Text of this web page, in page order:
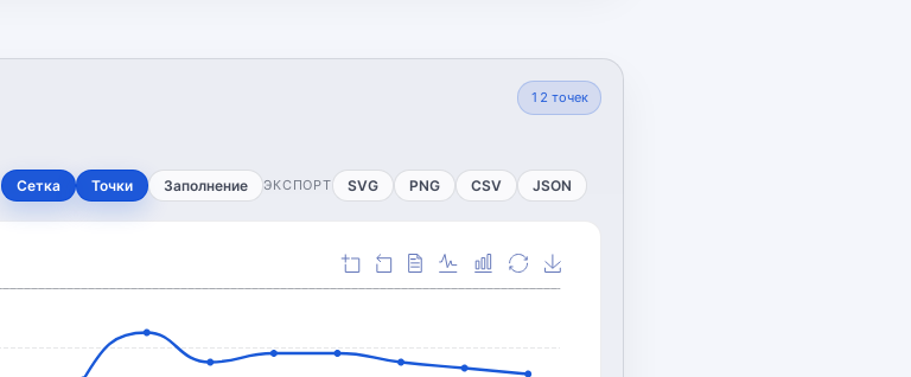
12 точек
Сетка Точки Заполнение ЭКСПОРТ SVG PNG CSV JSON